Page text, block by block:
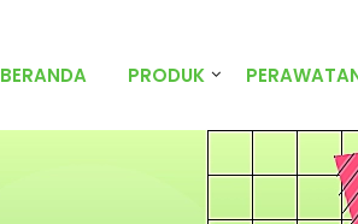
BERANDA PRODUK